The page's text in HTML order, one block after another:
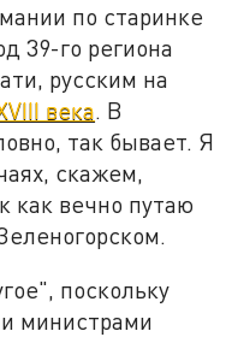
по старинке
39-го региона
русским на
века. В
так бывает. Я
скажем,
как вечно путаю
поскольку
министрами